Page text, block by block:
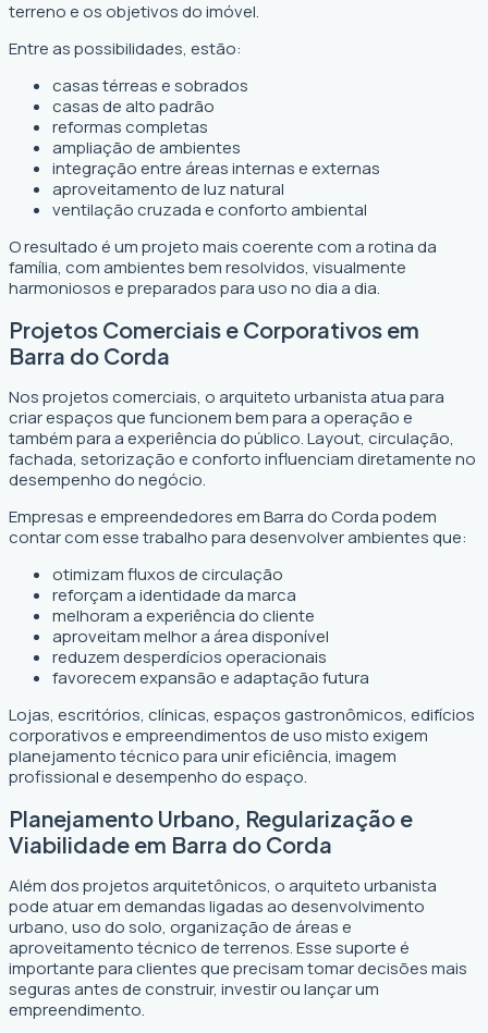
terreno e os objetivos do imóvel.
Entre as possibilidades, estão:
casas térreas e sobrados
casas de alto padrão
reformas completas
ampliação de ambientes
integração entre áreas internas e externas
aproveitamento de luz natural
ventilação cruzada e conforto ambiental
O resultado é um projeto mais coerente com a rotina da
família, com ambientes bem resolvidos, visualmente
harmoniosos e preparados para uso no dia a dia.
Projetos Comerciais e Corporativos em
Barra do Corda
Nos projetos comerciais, o arquiteto urbanista atua para
criar espaços que funcionem bem para a operação e
também para a experiência do público. Layout, circulação,
fachada, setorização e conforto influenciam diretamente no
desempenho do negócio.
Empresas e empreendedores em Barra do Corda podem
contar com esse trabalho para desenvolver ambientes que:
otimizam fluxos de circulação
reforçam a identidade da marca
melhoram a experiência do cliente
aproveitam melhor a área disponível
reduzem desperdícios operacionais
favorecem expansão e adaptação futura
Lojas, escritórios, clínicas, espaços gastronômicos, edifícios
corporativos e empreendimentos de uso misto exigem
planejamento técnico para unir eficiência, imagem
profissional e desempenho do espaço.
Planejamento Urbano, Regularização e
Viabilidade em Barra do Corda
Além dos projetos arquitetônicos, o arquiteto urbanista
pode atuar em demandas ligadas ao desenvolvimento
urbano, uso do solo, organização de áreas e
aproveitamento técnico de terrenos. Esse suporte é
importante para clientes que precisam tomar decisões mais
seguras antes de construir, investir ou lançar um
empreendimento.